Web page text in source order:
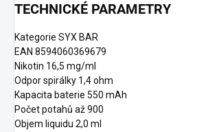
TECHNICKÉ PARAMETRY
Kategorie SYX BAR
EAN 8594060369679
Nikotin 16,5 mg/ml
Odpor spirálky 1,4 ohm
Kapacita baterie 550 mAh
Počet potahů až 900
Objem liquidu 2,0 ml